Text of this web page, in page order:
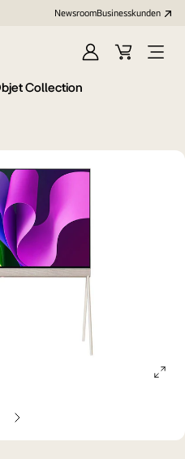
NewsroomBusinesskunden
AnmeldenWarenkorb
Menü
Collection
Nächste
Folie